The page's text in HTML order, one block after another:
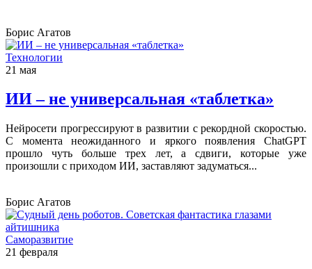
Борис Агатов
Технологии
21 мая
ИИ – не универсальная «таблетка»
Нейросети прогрессируют в развитии с рекордной скоростью.
С момента неожиданного и яркого появления ChatGPT
прошло чуть больше трех лет, а сдвиги, которые уже
произошли с приходом ИИ, заставляют задуматься...
Борис Агатов
Саморазвитие
21 февраля